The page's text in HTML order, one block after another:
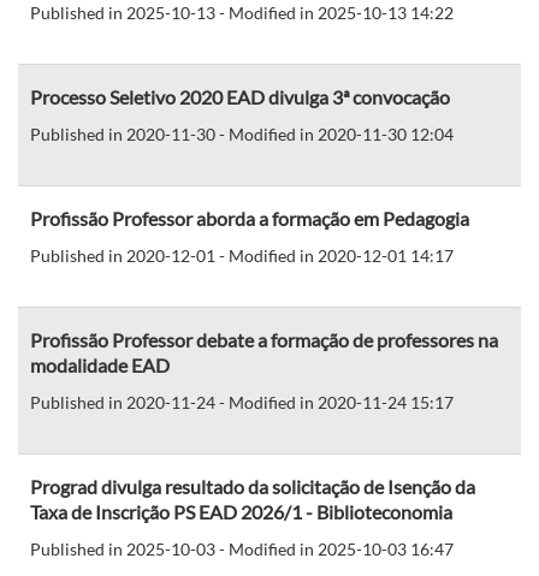
Published in 2025-10-13 - Modified in 2025-10-13 14:22
Processo Seletivo 2020 EAD divulga 3ª convocação
Published in 2020-11-30 - Modified in 2020-11-30 12:04
Profissão Professor aborda a formação em Pedagogia
Published in 2020-12-01 - Modified in 2020-12-01 14:17
Profissão Professor debate a formação de professores na
modalidade EAD
Published in 2020-11-24 - Modified in 2020-11-24 15:17
Prograd divulga resultado da solicitação de Isenção da
Taxa de Inscrição PS EAD 2026/1 - Biblioteconomia
Published in 2025-10-03 - Modified in 2025-10-03 16:47